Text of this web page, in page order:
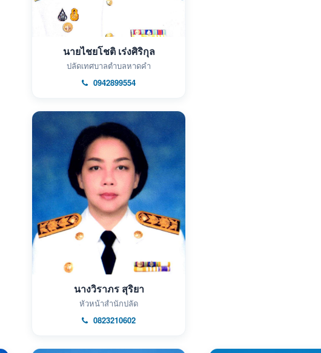
นายไชยโชติ เร่งศิริกุล
ปลัดเทศบาลตำบลหาดคำ
0942899554
นางวิราภร สุริยา
หัวหน้าสำนักปลัด
0823210602